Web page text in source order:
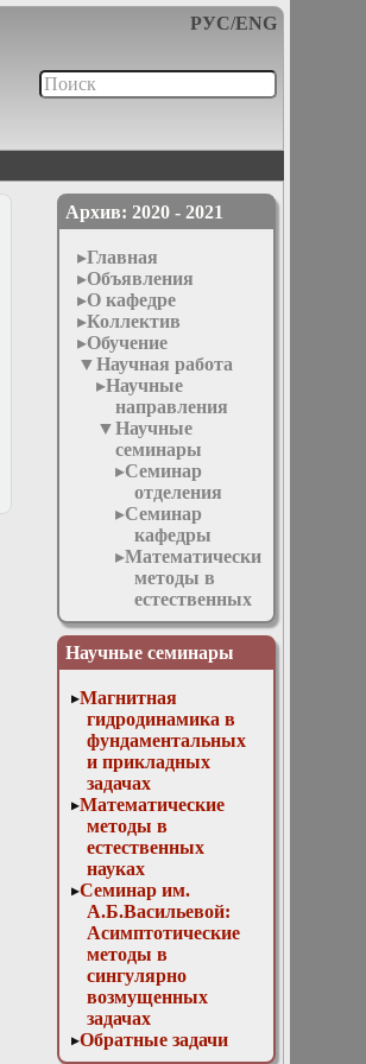
РУС/ENG
Архив: 2020 - 2021
Главная
Объявления
О кафедре
Коллектив
Обучение
Научная работа
Научные
направления
Научные
семинары
Семинар
отделения
Семинар
кафедры
Математические
методы в
естественных
науках
Обратные
задачи
физики
1 марта
2017.
Доклад. В.
Митрофанов:
«Открытие
гравитационных
1 ноября
2017 г.
Доклад. Н.
А. Тихонов:
«Математическое
моделирование
задач
Научные семинары
Магнитная
гидродинамика в
фундаментальных
и прикладных
задачах
Математические
методы в
естественных
науках
Семинар им.
А.Б.Васильевой:
Асимптотические
методы в
сингулярно
возмущенных
задачах
Обратные задачи